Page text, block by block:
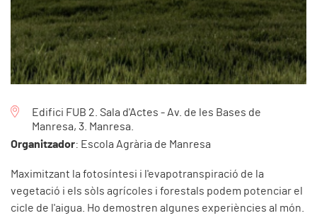
Edifici FUB 2. Sala d'Actes - Av. de les Bases de
Manresa, 3. Manresa.
Organitzador: Escola Agrària de Manresa
Maximitzant la fotosíntesi i l'evapotranspiració de la
vegetació i els sòls agrícoles i forestals podem potenciar el
cicle de l'aigua. Ho demostren algunes experiències al món.